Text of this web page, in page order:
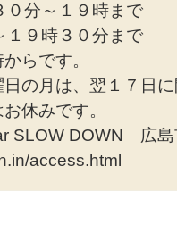
分～１９時まで
９時３０分まで
らです。
の月は、翌１７日
休みです。
DOWN 広島
access.html